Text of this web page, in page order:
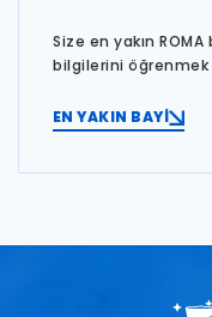
Size en yakın
bilgilerini öğrenmek
EN YAKIN BAYİ